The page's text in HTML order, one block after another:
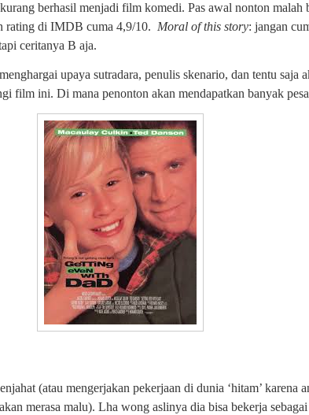
berhasil menjadi film komedi. Pas awal nonton malah
rating di IMDB cuma 4,9/10. Moral of this story: jangan
ceritanya B aja.
upaya sutradara, penulis skenario, dan tentu saja
film ini. Di mana penonton akan mendapatkan banyak
(atau mengerjakan pekerjaan di dunia ‘hitam’ karena
merasa malu). Lha wong aslinya dia bisa bekerja sebagai